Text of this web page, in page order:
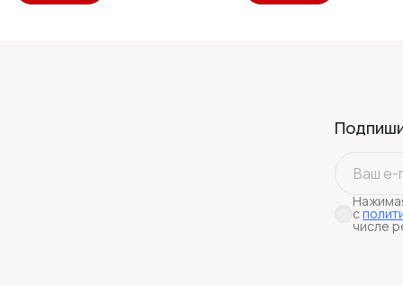
с
числе